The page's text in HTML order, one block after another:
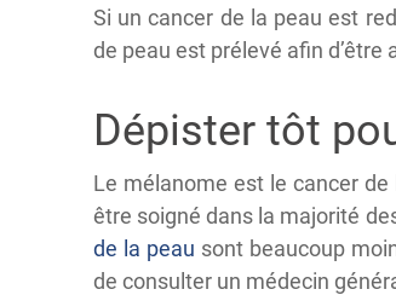
Si un cancer de la peau est
de peau est prélevé afin d’être
Dépister tôt
Le mélanome est le cancer
être soigné dans la majorité
de la peau sont beaucoup
de consulter un médecin